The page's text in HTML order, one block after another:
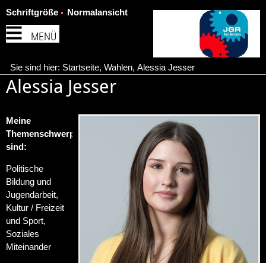
MENÜ
Schriftgröße Normalansicht
Sie sind hier: Startseite, Wahlen, Alessia Jesser
Alessia Jesser
Meine
Themenschwerpunkte
sind:
Politische
Bildung und
Jugendarbeit,
Kultur / Freizeit
und Sport,
Soziales
Miteinander